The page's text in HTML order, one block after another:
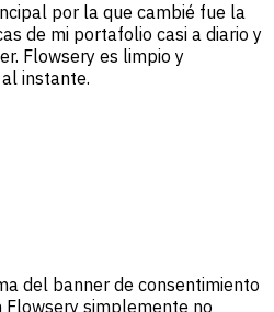
por la que cambié fue la
de mi portafolio casi a diario y
Flowsery es limpio y
instante.
del banner de consentimiento
Flowsery simplemente no